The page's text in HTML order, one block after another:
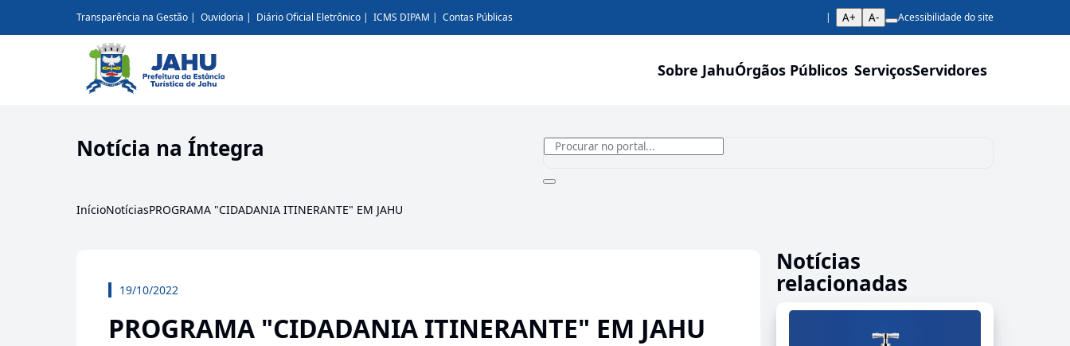
Transparência na Gestão Ouvidoria Diário Oficial Eletrônico ICMS DIPAM Contas Públicas A+ A- Acessibilidade do site
Sobre JahuÓrgãos Públicos ServiçosServidores
Notícia na Íntegra
InícioNotíciasPROGRAMA "CIDADANIA ITINERANTE" EM JAHU
19/10/2022
PROGRAMA "CIDADANIA ITINERANTE" EM JAHU
Notícias
relacionadas